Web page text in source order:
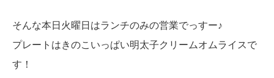
そんな本日火曜日はランチのみの営業でっすー♪
プレートはきのこいっぱい明太子クリームオムライスで
す！